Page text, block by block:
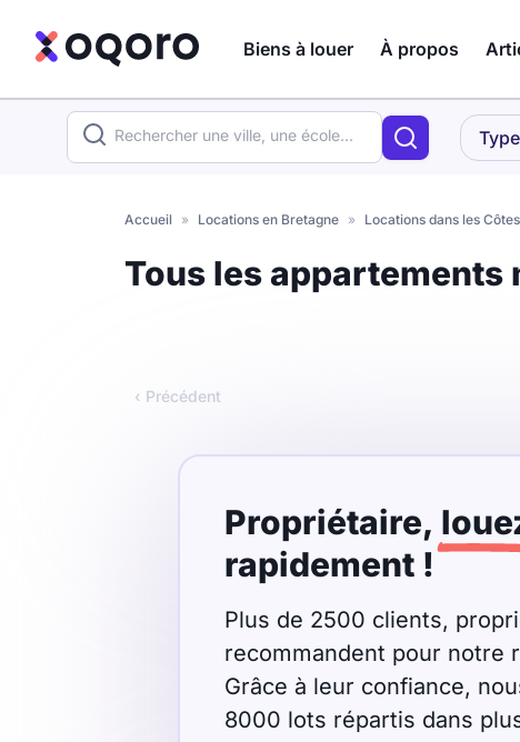
Biens à louer À propos
Votre
Résidence étudiante
Non meublé
€
recherche
Accueil » Locations en Bretagne » Locations dans les
Tous les appartements
‹ Précédent
Propriétaire,
rapidement !
Plus de 2500 clients,
recommandent pour notre
Grâce à leur confiance,
8000 lots répartis dans